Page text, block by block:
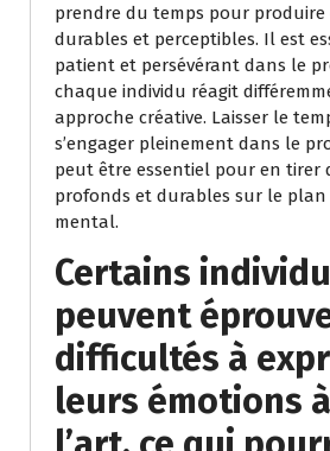
prendre du temps pour produire
durables et perceptibles. Il est
patient et persévérant dans le
chaque individu réagit
approche créative. Laisser le
s’engager pleinement dans le
peut être essentiel pour en tirer
profonds et durables sur le
mental.
Certains
peuvent
difficultés à
leurs émotions